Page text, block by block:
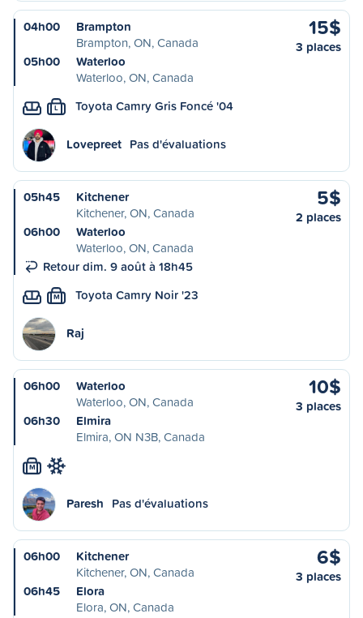
04h00
Brampton
Brampton, ON, Canada
05h00
Waterloo
Waterloo, ON, Canada
15$
3 places
L Toyota Camry Gris Foncé '04
Lovepreet Pas d'évaluations
05h45
Kitchener
Kitchener, ON, Canada
06h00
Waterloo
Waterloo, ON, Canada
Retour dim. 9 août à 18h45
5$
2 places
M Toyota Camry Noir '23
Raj
06h00
Waterloo
Waterloo, ON, Canada
06h30
Elmira
Elmira, ON N3B, Canada
10$
3 places
M
Paresh Pas d'évaluations
06h00
Kitchener
Kitchener, ON, Canada
06h45
Elora
Elora, ON, Canada
6$
3 places